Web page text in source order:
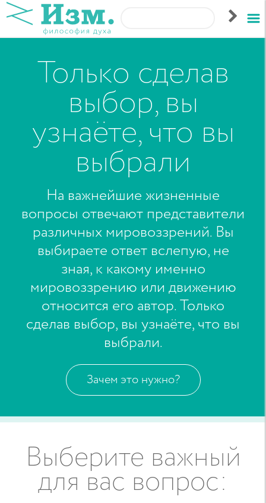
Только сделав
выбор, вы
узнаёте, что вы
выбрали
На важнейшие жизненные
вопросы отвечают представители
различных мировоззрений. Вы
выбираете ответ вслепую, не
зная, к какому именно
мировоззрению или движению
относится его автор. Только
сделав выбор, вы узнаёте, что вы
выбрали.
Зачем это нужно?
Выберите важный
для вас вопрос: